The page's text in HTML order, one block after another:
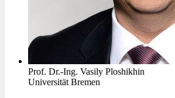
Prof. Dr.-Ing. Vasily Ploshikhin
Universität Bremen